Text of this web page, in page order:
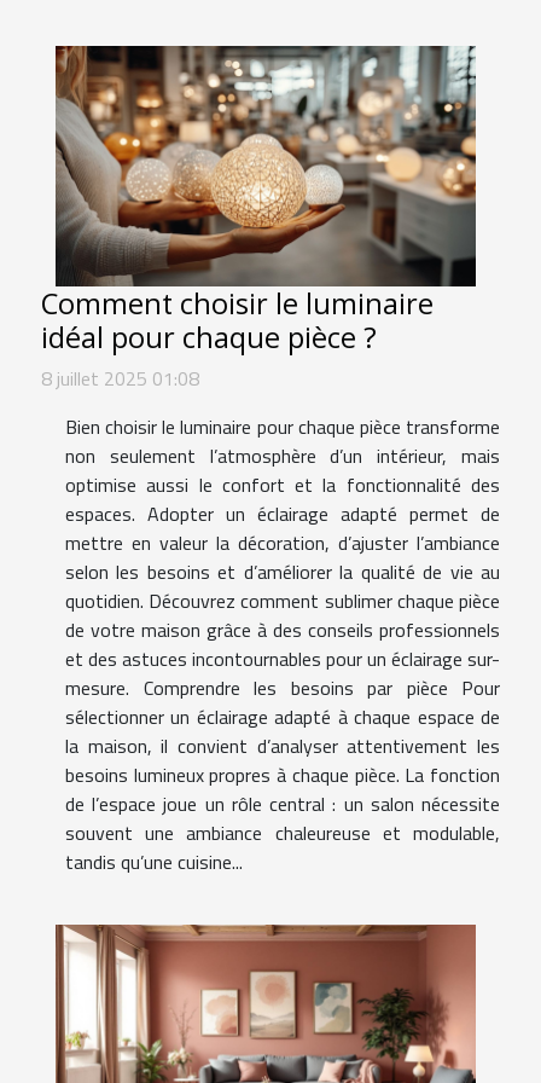
Comment choisir le luminaire
idéal pour chaque pièce ?
8 juillet 2025 01:08
Bien choisir le luminaire pour chaque pièce transforme
non seulement l’atmosphère d’un intérieur, mais
optimise aussi le confort et la fonctionnalité des
espaces. Adopter un éclairage adapté permet de
mettre en valeur la décoration, d’ajuster l’ambiance
selon les besoins et d’améliorer la qualité de vie au
quotidien. Découvrez comment sublimer chaque pièce
de votre maison grâce à des conseils professionnels
et des astuces incontournables pour un éclairage sur-
mesure. Comprendre les besoins par pièce Pour
sélectionner un éclairage adapté à chaque espace de
la maison, il convient d’analyser attentivement les
besoins lumineux propres à chaque pièce. La fonction
de l’espace joue un rôle central : un salon nécessite
souvent une ambiance chaleureuse et modulable,
tandis qu’une cuisine...